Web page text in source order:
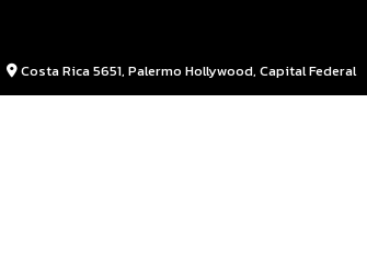
Costa Rica 5651, Palermo Hollywood, Capital Federal